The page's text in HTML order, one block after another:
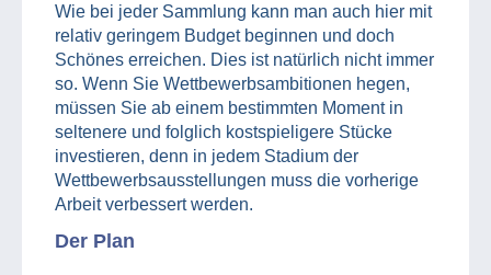
Wie bei jeder Sammlung kann man auch hier mit
relativ geringem Budget beginnen und doch
Schönes erreichen. Dies ist natürlich nicht immer
so. Wenn Sie Wettbewerbsambitionen hegen,
müssen Sie ab einem bestimmten Moment in
seltenere und folglich kostspieligere Stücke
investieren, denn in jedem Stadium der
Wettbewerbsausstellungen muss die vorherige
Arbeit verbessert werden.
Der Plan